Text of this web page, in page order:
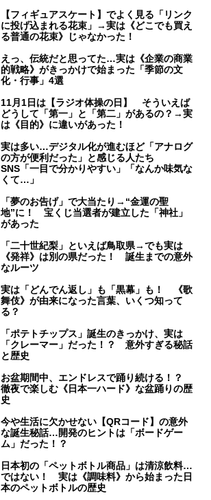
【フィギュアスケート】でよく見る「リンク
に投げ込まれる花束」→実は《どこでも買え
る普通の花束》じゃなかった！
えっ、伝統だと思ってた…実は《企業の商業
的戦略》がきっかけで始まった「季節の文
化・行事」4選
11月1日は【ラジオ体操の日】 そういえば
どうして「第一」と「第二」があるの？→実
は《目的》に違いがあった！
実は多い…デジタル化が進むほど「アナログ
の方が便利だった」と感じる人たち
SNS「一目で分かりやすい」「なんか味気な
くて…」
「夢のお告げ」で大当たり→“金運の聖
地”に！ 宝くじ当選者が建立した「神社」
があった
「二十世紀梨」といえば鳥取県→でも実は
《発祥》は別の県だった！ 誕生までの意外
なルーツ
実は「どんでん返し」も「黒幕」も！ 《歌
舞伎》が由来になった言葉、いくつ知って
る？
「ポテトチップス」誕生のきっかけ、実は
「クレーマー」だった！？ 意外すぎる秘話
と歴史
お盆期間中、エンドレスで踊り続ける！？
徹夜で楽しむ《日本一ハード》な盆踊りの歴
史
今や生活に欠かせない【QRコード】の意外
な誕生秘話…開発のヒントは「ボードゲー
ム」だった！？
日本初の「ペットボトル商品」は清涼飲料…
ではない！ 実は《調味料》から始まった日
本のペットボトルの歴史